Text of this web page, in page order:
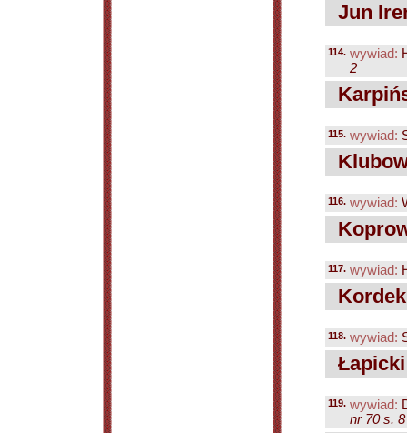
Jun
114. wywiad:
2
115. wywiad:
116. wywiad:
117. wywiad:
118. wywiad:
119. wywiad:
nr 70 s. 8